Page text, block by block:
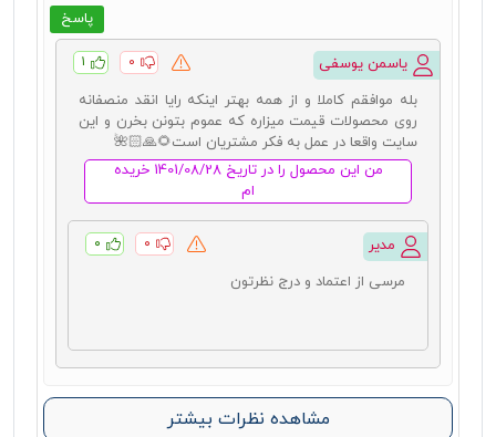
پاسخ
یاسمن یوسفی ۰ ۱
بله موافقم کاملا و از همه بهتر اینکه رایا انقد منصفانه
روی محصولات قیمت میزاره که عموم بتونن بخرن و این
سایت واقعا در عمل به فکر مشتریان است🌻🙏🏻🌺
من این محصول را در تاریخ 1401/08/28 خریده
ام
مدیر ۰ ۰
مرسی از اعتماد و درج نظرتون
مشاهده نظرات بیشتر